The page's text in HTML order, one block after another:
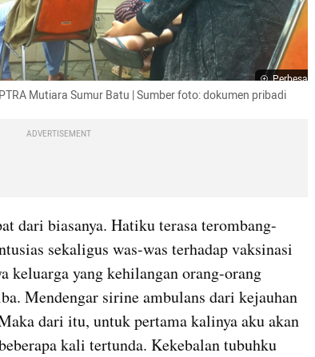
Perbesar
Mutiara Sumur Batu | Sumber foto: dokumen pribadi
ADVERTISEMENT
dari biasanya. Hatiku terasa terombang-
sekaligus was-was terhadap vaksinasi
keluarga yang kehilangan orang-orang
Mendengar sirine ambulans dari kejauhan
dari itu, untuk pertama kalinya aku akan
kali tertunda. Kekebalan tubuhku